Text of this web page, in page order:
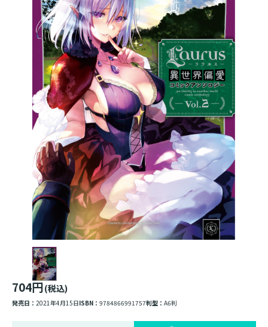
704円(税込)
発売日： 2021年4月15日ISBN： 9784866991757判型： A6判